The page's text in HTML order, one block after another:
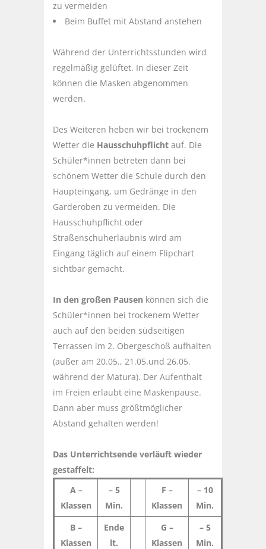
zu vermeiden
Beim Buffet mit Abstand anstehen
Während der Unterrichtsstunden wird
regelmäßig gelüftet. In dieser Zeit
können die Masken abgenommen
werden.
Des Weiteren heben wir bei trockenem
Wetter die Hausschuhpflicht auf. Die
Schüler*innen betreten dann bei
schönem Wetter die Schule durch den
Haupteingang, um Gedränge in den
Garderoben zu vermeiden. Die
Hausschuhpflicht oder
Straßenschuherlaubnis wird am
Eingang täglich auf einem Flipchart
sichtbar gemacht.
In den großen Pausen können sich die
Schüler*innen bei trockenem Wetter
auch auf den beiden südseitigen
Terrassen im 2. Obergeschoß aufhalten
(außer am 20.05., 21.05.und 26.05.
während der Matura). Der Aufenthalt
im Freien erlaubt eine Maskenpause.
Dann aber muss größtmöglicher
Abstand gehalten werden!
Das Unterrichtsende verläuft wieder
gestaffelt:
A –
Klassen
– 5
Min.
F –
Klassen
– 10
Min.
B –
Klassen
Ende
lt.
G –
Klassen
– 5
Min.